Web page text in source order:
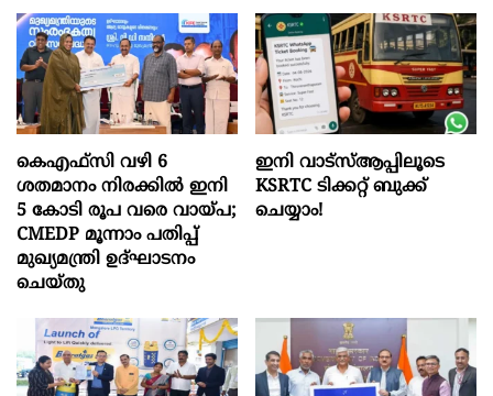
കെഎഫ്സി വഴി 6
ശതമാനം നിരക്കിൽ ഇനി
5 കോടി രൂപ വരെ വായ്പ;
CMEDP മൂന്നാം പതിപ്പ്
മുഖ്യമന്ത്രി ഉദ്ഘാടനം
ചെയ്തു
ഇനി വാട്‌സ്ആപ്പിലൂടെ
KSRTC ടിക്കറ്റ് ബുക്ക്
ചെയ്യാം!